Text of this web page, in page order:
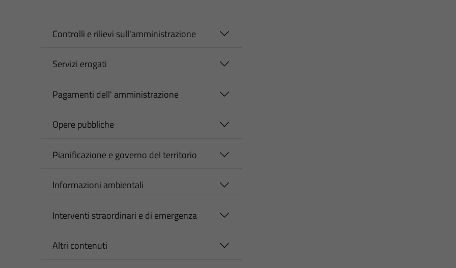
Controlli e rilievi sull'amministrazione
Servizi erogati
Pagamenti dell' amministrazione
Opere pubbliche
Pianificazione e governo del territorio
Informazioni ambientali
Interventi straordinari e di emergenza
Altri contenuti